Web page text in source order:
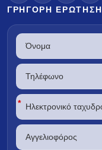
ΓΡΉΓΟΡΗ ΕΡΏΤΗΣΗ
*